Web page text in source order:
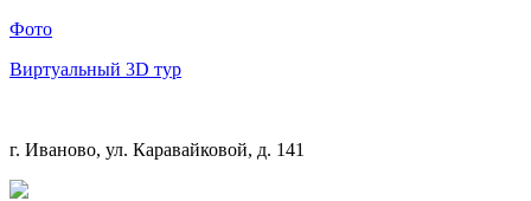
Фото
Виртуальный 3D тур
г. Иваново, ул. Каравайковой, д. 141